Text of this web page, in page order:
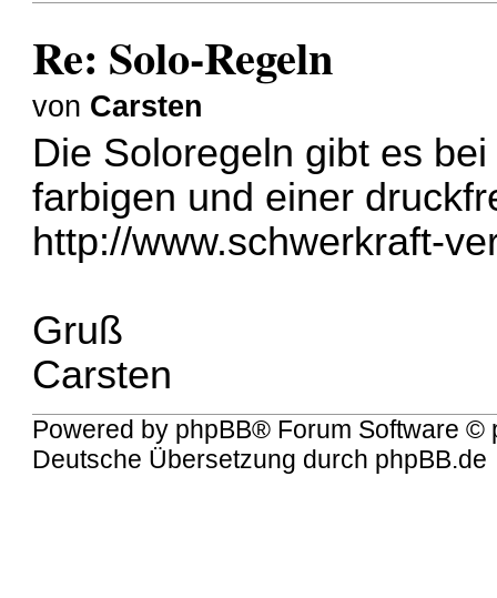
Re: Solo-Regeln
von Carsten
Die Soloregeln gibt es
farbigen und einer
http://www.schwerkraft-
Gruß
Carsten
Powered by phpBB® Forum Software ©
Deutsche Übersetzung durch phpBB.de